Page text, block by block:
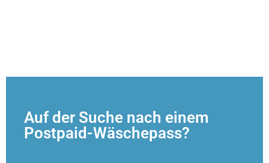
Auf der Suche nach einem
Postpaid-Wäschepass?